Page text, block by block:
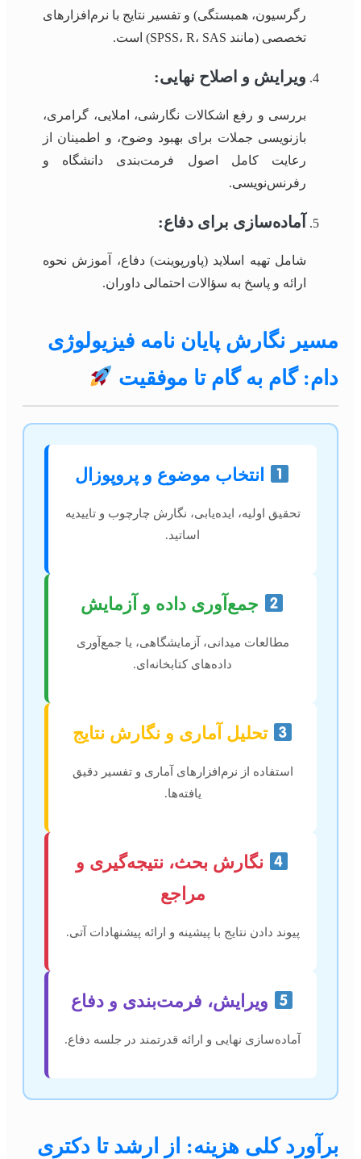
رگرسیون، همبستگی) و تفسیر نتایج با نرم‌افزارهای
تخصصی (مانند SPSS، R، SAS) است.
ویرایش و اصلاح نهایی:
بررسی و رفع اشکالات نگارشی، املایی، گرامری،
بازنویسی جملات برای بهبود وضوح، و اطمینان از
رعایت کامل اصول فرمت‌بندی دانشگاه و
رفرنس‌نویسی.
آماده‌سازی برای دفاع:
شامل تهیه اسلاید (پاورپوینت) دفاع، آموزش نحوه
ارائه و پاسخ به سؤالات احتمالی داوران.
مسیر نگارش پایان نامه فیزیولوژی
دام: گام به گام تا موفقیت
انتخاب موضوع و پروپوزال
تحقیق اولیه، ایده‌یابی، نگارش چارچوب و تاییدیه
اساتید.
جمع‌آوری داده و آزمایش
مطالعات میدانی، آزمایشگاهی، یا جمع‌آوری
داده‌های کتابخانه‌ای.
تحلیل آماری و نگارش نتایج
استفاده از نرم‌افزارهای آماری و تفسیر دقیق
یافته‌ها.
نگارش بحث، نتیجه‌گیری و
مراجع
پیوند دادن نتایج با پیشینه و ارائه پیشنهادات آتی.
ویرایش، فرمت‌بندی و دفاع
آماده‌سازی نهایی و ارائه قدرتمند در جلسه دفاع.
برآورد کلی هزینه: از ارشد تا دکتری